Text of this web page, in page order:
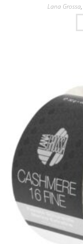
Lana Grossa,